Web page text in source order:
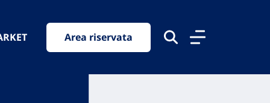
Area riservata